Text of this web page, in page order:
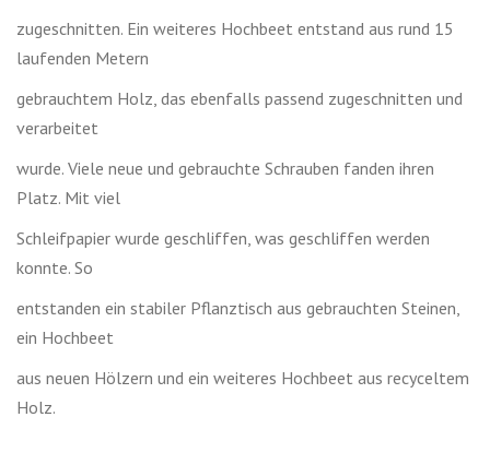
zugeschnitten. Ein weiteres Hochbeet entstand aus rund 15
laufenden Metern
gebrauchtem Holz, das ebenfalls passend zugeschnitten und
verarbeitet
wurde. Viele neue und gebrauchte Schrauben fanden ihren
Platz. Mit viel
Schleifpapier wurde geschliffen, was geschliffen werden
konnte. So
entstanden ein stabiler Pflanztisch aus gebrauchten Steinen,
ein Hochbeet
aus neuen Hölzern und ein weiteres Hochbeet aus recyceltem
Holz.